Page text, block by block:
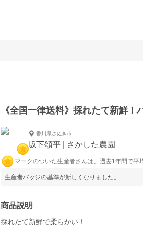
《全国一律送料》採れたて新鮮！
香川県さぬき市
坂下頌平 | さかした農園
マークのついた生産者さんは、過去1年間で平
生産者バッジの基準が新しくなりました。
商品説明
採れたて新鮮で柔らかい！